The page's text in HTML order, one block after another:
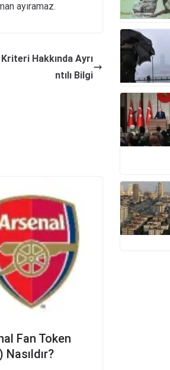
ayıramaz.
Hakkında Ayrı
ntılı Bilgi
Fan Token
Nasıldır?